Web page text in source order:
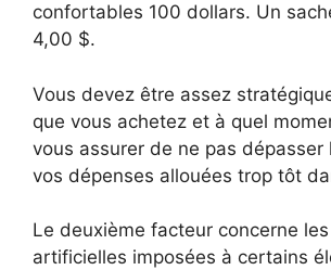
confortables 100 dollars. Un
4,00 $.
Vous devez être assez
que vous achetez et à quel
vous assurer de ne pas dépasser
vos dépenses allouées trop tôt
Le deuxième facteur concerne
artificielles imposées à certains